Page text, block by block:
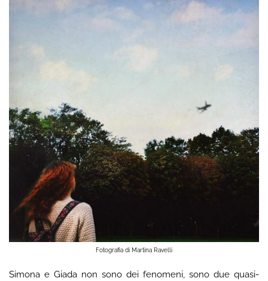
Fotografia di Martina Ravelli
Simona e Giada non sono dei fenomeni, sono due quasi-